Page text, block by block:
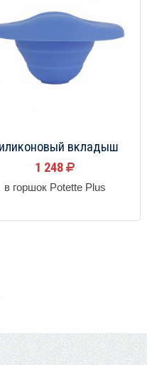
вкладыш
1 248
в горшок Potette Plus